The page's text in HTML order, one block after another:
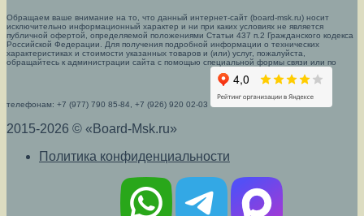
Обращаем ваше внимание на то, что данный интернет-сайт (board-msk.ru) носит
исключительно информационный характер и ни при каких условиях не является
публичной офертой, определяемой положениями Статьи 437 п.2 Гражданского кодекса
Российской Федерации. Для получения подробной информации о технических
характеристиках и стоимости указанных товаров и (или) услуг, пожалуйста,
обращайтесь к администрации сайта с помощью специальной формы связи или по
телефонам: +7 (977) 790 85-84, +7 (926) 920 02-03
2015-2026 © «Board-Msk.ru»
Политика конфиденциальности